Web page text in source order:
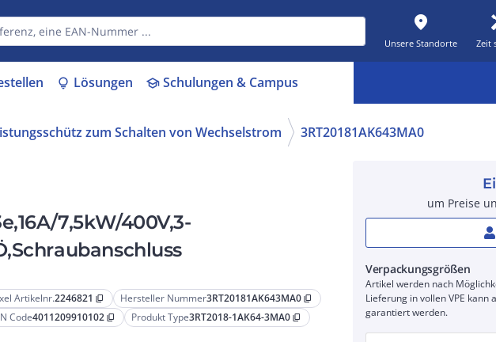
place
Unsere Standorte Zeit
lightbulb Lösungen schoolSchulungen & Campus
zum Schalten von Wechselstrom 3RT20181AK643MA0
7,5kW/400V,3-
Artikelnr.2246821 content_copy Hersteller Nummer3RT20181AK643MA0 content_copy
Code4011209910102 content_copy Produkt Type3RT2018-1AK64-3MA0 content_copy
um Preise
Verpackungsgrößen
Artikel werden nach
Lieferung in vollen VPE
garantiert werden.